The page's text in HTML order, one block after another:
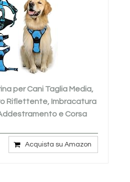
per Cani Taglia Media,
Riflettente, Imbracatura
e Corsa
Acquista su Amazon